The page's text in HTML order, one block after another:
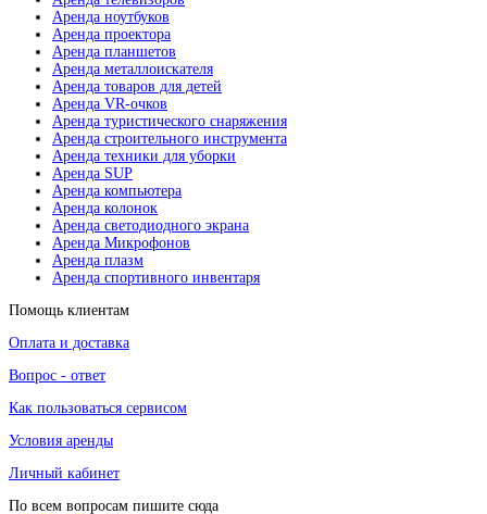
Аренда ноутбуков
Аренда проектора
Аренда планшетов
Аренда металлоискателя
Аренда товаров для детей
Аренда VR-очков
Аренда туристического снаряжения
Аренда строительного инструмента
Аренда техники для уборки
Аренда SUP
Аренда компьютера
Аренда колонок
Аренда светодиодного экрана
Аренда Микрофонов
Аренда плазм
Аренда спортивного инвентаря
Помощь клиентам
Оплата и доставка
Вопрос - ответ
Как пользоваться сервисом
Условия аренды
Личный кабинет
По всем вопросам пишите сюда